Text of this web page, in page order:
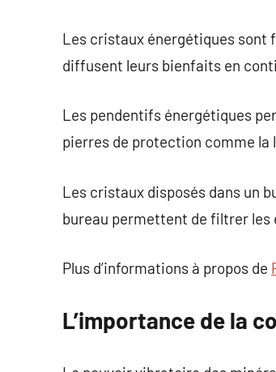
Les cristaux énergétiques sont
diffusent leurs bienfaits en
Les pendentifs énergétiques
pierres de protection comme la
Les cristaux disposés dans un
bureau permettent de filtrer les
Plus d’informations à propos de
L’importance de la